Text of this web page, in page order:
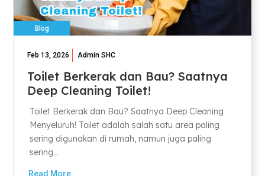
Blog
Feb 13, 2026 Admin SHC
Toilet Berkerak dan Bau? Saatnya
Deep Cleaning Toilet!
Toilet Berkerak dan Bau? Saatnya Deep Cleaning
Menyeluruh! Toilet adalah salah satu area paling
sering digunakan di rumah, namun juga paling
sering...
Read More